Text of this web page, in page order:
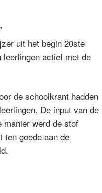
uit het begin 20ste
actief met de
de schoolkrant hadden
De input van de
manier werd de stof
ten goede aan de